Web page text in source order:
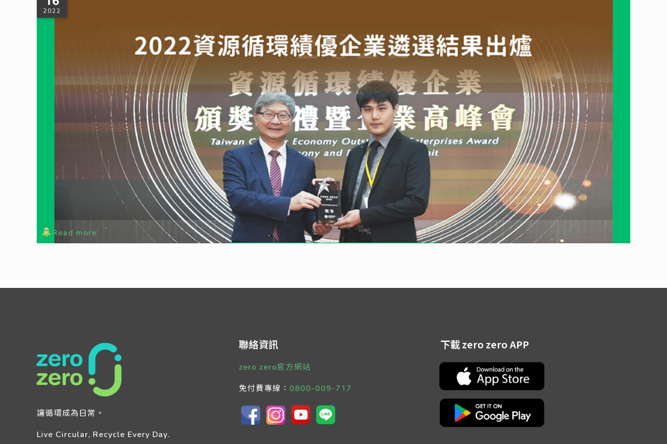
2022
2022循環經濟績優企業遴選結果出爐—大豐環保榮獲「銀質獎」
大豐環保非常榮幸能獲得環保署資源循環績優企業「循環組銀質獎」的肯定，並於111年10月28日到現場參與頒獎典禮。此獎項可以說是肯定大豐環保在產業中，促進再生循環的模式，具備實際推動績
效。環保署以政策引導的方式，推動資源循環零廢棄，頒獎獎勵資源循環績優企業，鼓勵國內業者積極促進再生粒料循環利用，並朝向跨界合作。
Read more
讓循環成為日常。
Live Circular, Recycle Every Day.
聯絡資訊
zero zero官方網站
免付費專線： 0800-009-717
下載 zero zero APP